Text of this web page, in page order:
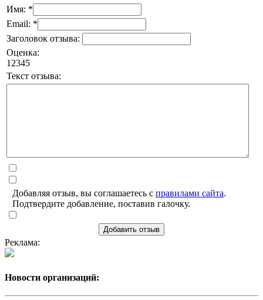
Имя: *
Email: *
Заголовок отзыва:
Оценка:
1 2345
Текст отзыва:
Добавляя отзыв, вы соглашаетесь с правилами сайта.
Подтвердите добавление, поставив галочку.
Добавить отзыв
Реклама:
Новости организаций: